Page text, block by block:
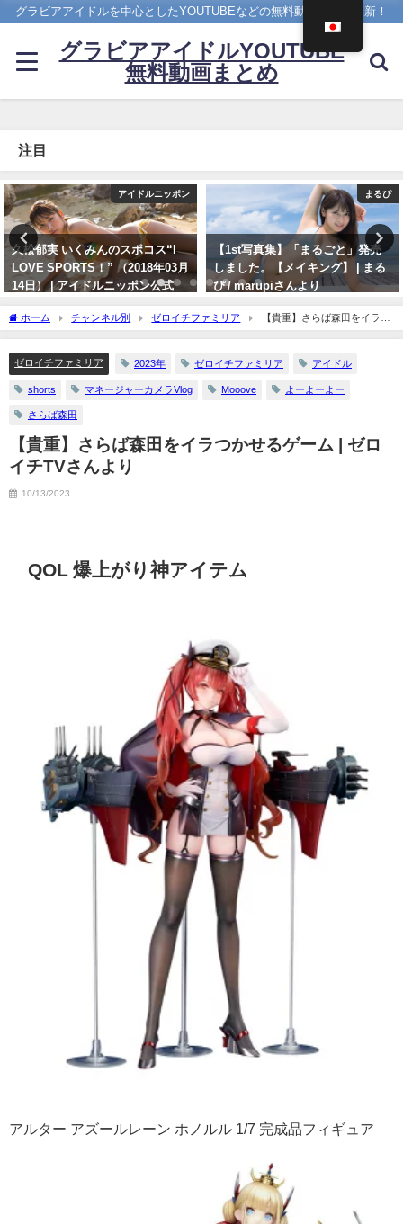
グラビアアイドルを中心としたYOUTUBEなどの無料動画を日々更新！
グラビアアイドルYOUTUBE
無料動画まとめ
注目
まるぴ
【1st写真集】「まるごと」発売
しました。【メイキング】 | まる
ぴ / marupiさんより
写真集PV
櫻井音乃 写真集PV - 【#櫻井音
乃】21歳、音乃パイセンのオトナ
な挑戦ーOtono Sakurai（2023年
12月20日） | 週プレChannel【集
英社 週刊プレイボーイ公式】さん
より
12/20/2023
ホーム チャンネル別 ゼロイチファミリア
【貴重】さらば森田をイラつ
かせるゲーム | ゼロイチTVさんより
ゼロイチファミリア 2023年 ゼロイチファミリア アイドル
shorts マネージャーカメラVlog Mooove よーよーよー
さらば森田
【貴重】さらば森田をイラつかせるゲーム | ゼロ
イチTVさんより
10/13/2023
QOL 爆上がり神アイテム
アルター アズールレーン ホノルル 1/7 完成品フィギュア